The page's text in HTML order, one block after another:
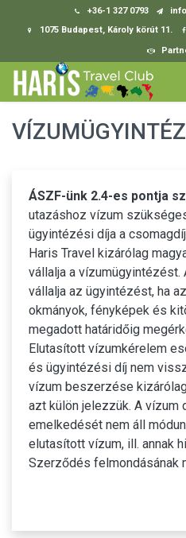
+36-1 327 0793
1075 Budapest, Károly körút 11.
ÁSZF-ünk 2.4-es pontja
utazáshoz vízum
ügyintézési díja a
Haris Travel kizárólag
vállalja a vízumügyintézést.
vállalja az ügyintézést, ha
okmányok, fényképek és
megadott határidőig
Elutasított vízumkérelem
és ügyintézési díj nem
vízum beszerzése
azt külön jelezzük. A vízum
emelkedését nem áll
elutasított vízum, ill. annak
Szerződés felmondásának